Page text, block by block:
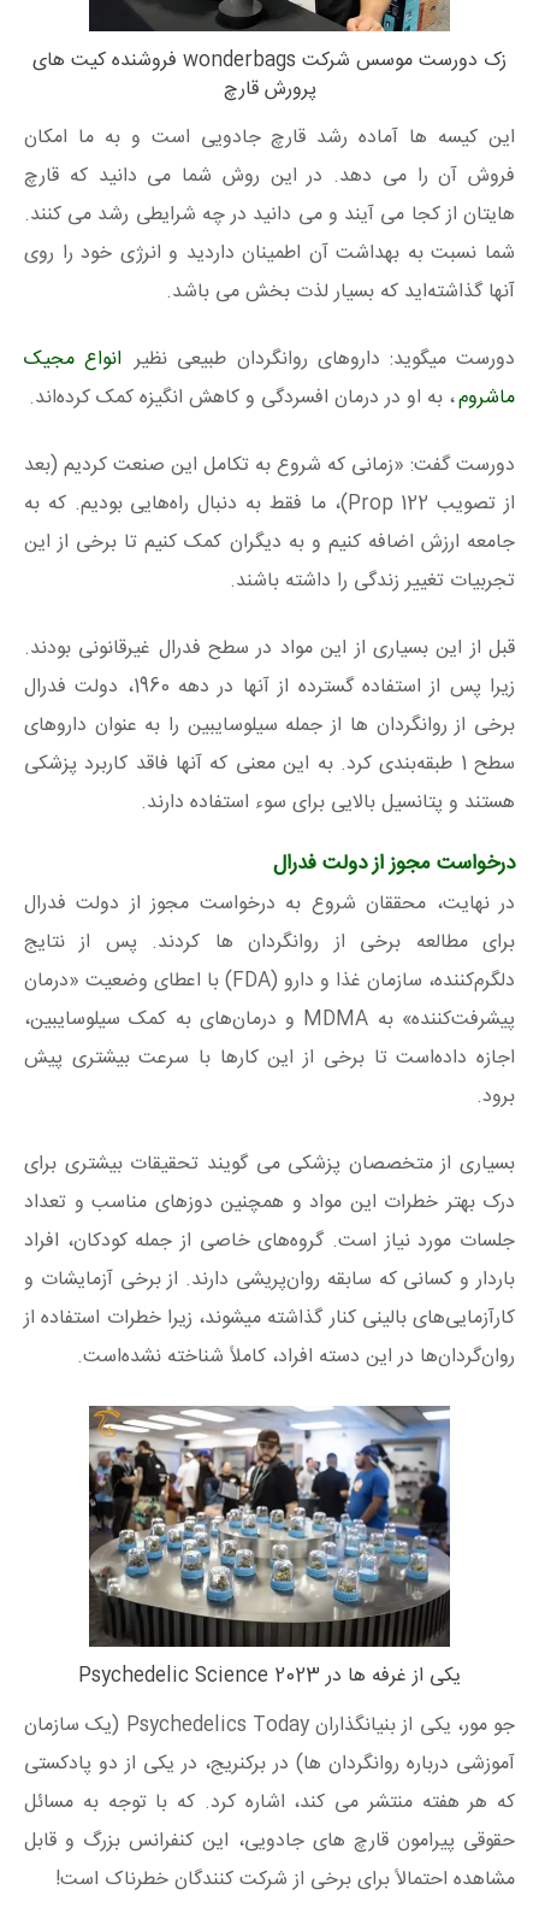
زک دورست موسس شرکت wonderbags فروشنده کیت های
پرورش قارچ
این کیسه ها آماده رشد قارچ جادویی است و به ما امکان
فروش آن را می دهد. در این روش شما می دانید که قارچ
هایتان از کجا می آیند و می دانید در چه شرایطی رشد می کنند.
شما نسبت به بهداشت آن اطمینان داردید و انرژی خود را روی
آنها گذاشته‌اید که بسیار لذت بخش می باشد.
دورست میگوید: داروهای روانگردان طبیعی نظیر انواع مجیک
ماشروم، به او در درمان افسردگی و کاهش انگیزه کمک کرده‌اند.
دورست گفت: «زمانی که شروع به تکامل این صنعت کردیم (بعد
از تصویب Prop 122)، ما فقط به دنبال راه‌هایی بودیم. که به
جامعه ارزش اضافه کنیم و به دیگران کمک کنیم تا برخی از این
تجربیات تغییر زندگی را داشته باشند.
قبل از این بسیاری از این مواد در سطح فدرال غیرقانونی بودند.
زیرا پس از استفاده گسترده از آنها در دهه 1960، دولت فدرال
برخی از روانگردان ها از جمله سیلوسایبین را به عنوان داروهای
سطح 1 طبقه‌بندی کرد. به این معنی که آنها فاقد کاربرد پزشکی
هستند و پتانسیل بالایی برای سوء استفاده دارند.
درخواست مجوز از دولت فدرال
در نهایت، محققان شروع به درخواست مجوز از دولت فدرال
برای مطالعه برخی از روانگردان ها کردند. پس از نتایج
دلگرم‌کننده، سازمان غذا و دارو (FDA) با اعطای وضعیت «درمان
پیشرفت‌کننده» به MDMA و درمان‌های به کمک سیلوسایبین،
اجازه داده‌است تا برخی از این کارها با سرعت بیشتری پیش
برود.
بسیاری از متخصصان پزشکی می گویند تحقیقات بیشتری برای
درک بهتر خطرات این مواد و همچنین دوزهای مناسب و تعداد
جلسات مورد نیاز است. گروه‌های خاصی از جمله کودکان، افراد
باردار و کسانی که سابقه روان‌پریشی دارند. از برخی آزمایشات و
کارآزمایی‌های بالینی کنار گذاشته میشوند، زیرا خطرات استفاده از
روان‌گردان‌ها در این دسته افراد، کاملاً شناخته نشده‌است.
یکی از غرفه ها در Psychedelic Science 2023
جو مور، یکی از بنیانگذاران Psychedelics Today (یک سازمان
آموزشی درباره روانگردان ها) در برکنریج، در یکی از دو پادکستی
که هر هفته منتشر می کند، اشاره کرد. که با توجه به مسائل
حقوقی پیرامون قارچ های جادویی، این کنفرانس بزرگ و قابل
مشاهده احتمالاً برای برخی از شرکت کنندگان خطرناک است!